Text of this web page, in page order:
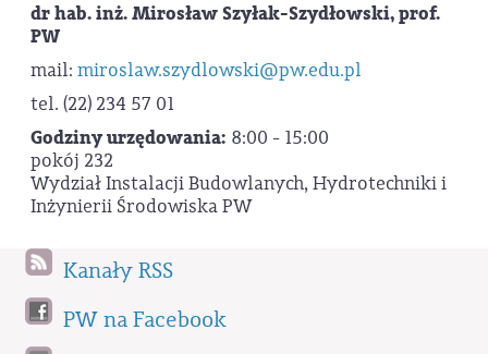
dr hab. inż. Mirosław Szyłak-Szydłowski, prof.
PW
mail: miroslaw.szydlowski@pw.edu.pl
tel. (22) 234 57 01
Godziny urzędowania: 8:00 - 15:00
pokój 232
Wydział Instalacji Budowlanych, Hydrotechniki i
Inżynierii Środowiska PW
Kanały RSS
PW na Facebook